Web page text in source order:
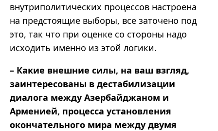
внутриполитических процессов настроена
на предстоящие выборы, все заточено под
это, так что при оценке со стороны надо
исходить именно из этой логики.
– Какие внешние силы, на ваш взгляд,
заинтересованы в дестабилизации
диалога между Азербайджаном и
Арменией, процесса установления
окончательного мира между двумя